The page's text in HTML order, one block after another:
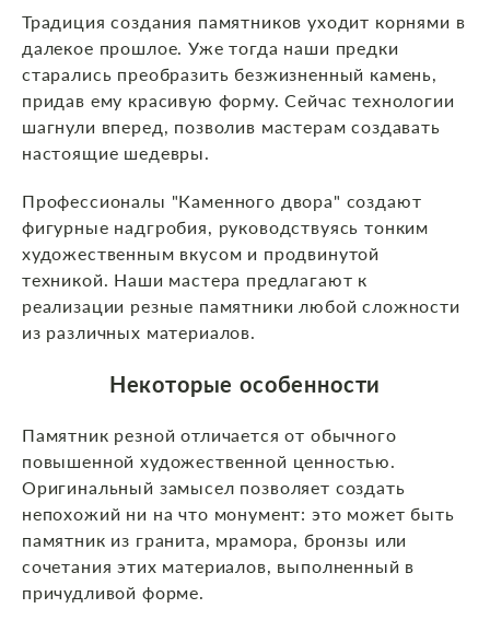
Традиция создания памятников уходит корнями в
далекое прошлое. Уже тогда наши предки
старались преобразить безжизненный камень,
придав ему красивую форму. Сейчас технологии
шагнули вперед, позволив мастерам создавать
настоящие шедевры.
Профессионалы "Каменного двора" создают
фигурные надгробия, руководствуясь тонким
художественным вкусом и продвинутой
техникой. Наши мастера предлагают к
реализации резные памятники любой сложности
из различных материалов.
Некоторые особенности
Памятник резной отличается от обычного
повышенной художественной ценностью.
Оригинальный замысел позволяет создать
непохожий ни на что монумент: это может быть
памятник из гранита, мрамора, бронзы или
сочетания этих материалов, выполненный в
причудливой форме.